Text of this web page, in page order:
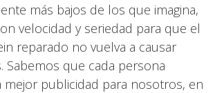
más bajos de los que imagina,
velocidad y seriedad para que el
reparado no vuelva a causar
Sabemos que cada persona
mejor publicidad para nosotros, en